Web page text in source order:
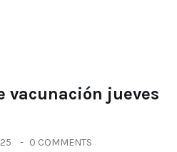
vacunación jueves
0 COMMENTS